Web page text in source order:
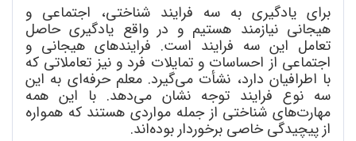
برای یادگیری به سه فرایند شناختی، اجتماعی و
هیجانی نیازمند هستیم و در واقع یادگیری حاصل
تعامل این سه فرایند است. فرایندهای هیجانی و
اجتماعی از احساسات و تمایلات فرد و نیز تعاملاتی که
با اطرافیان دارد، نشأت میگیرد. معلم حرفهای به این
سه نوع فرایند توجه نشان میدهد. با این همه
مهارتهای شناختی از جمله مواردی هستند که همواره
از پیچیدگی خاصی برخوردار بودهاند.